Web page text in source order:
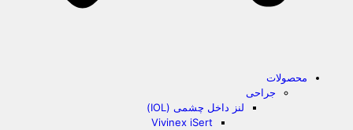
محصولات
جراحی
لنز داخل چشمی (IOL)
Vivinex iSert